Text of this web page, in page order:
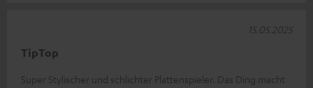
TipTop
Super Stylischer und schlichter Plattenspieler. Das Ding macht
15.05.2025